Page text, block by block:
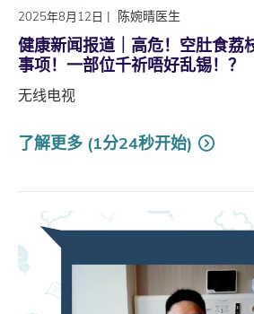
2025年8月12日 | 陈婉晴医生
健康新闻报道｜高危！空肚食荔
事项！一部位千祈唔好乱锡！？
无线电视
了解更多 (1分24秒开始)